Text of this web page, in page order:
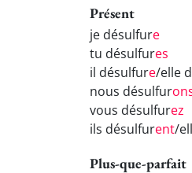
Présent
je désulfure
tu désulfures
il désulfure/elle
nous désulfur
vous désulfurez
ils désulfurent/
Plus-que-parfait